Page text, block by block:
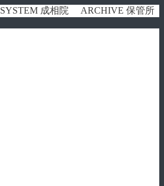
SYSTEM 成相院 ARCHIVE 保管所